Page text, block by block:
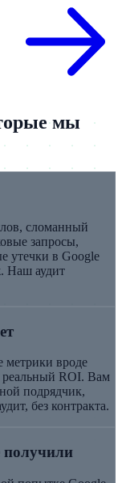
мы
сломанный
запросы,
утечки в Google
Наш аудит
метрики вроде
реальный ROI. Вам
подрядчик,
без контракта.
получили